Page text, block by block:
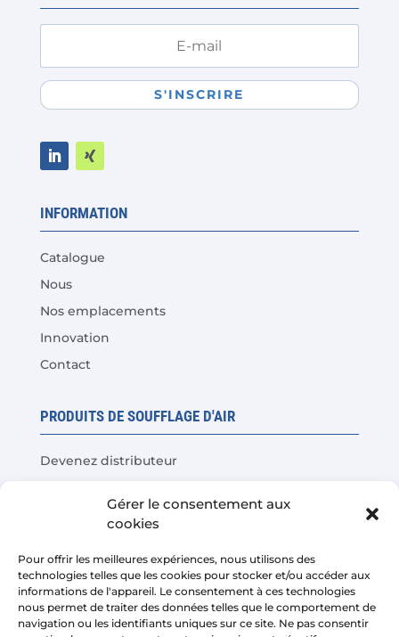
Gérer le consentement aux
cookies
Pour offrir les meilleures expériences, nous utilisons des
technologies telles que les cookies pour stocker et/ou accéder aux
informations de l'appareil. Le consentement à ces technologies
nous permet de traiter des données telles que le comportement de
navigation ou les identifiants uniques sur ce site. Ne pas consentir
S'INSCRIRE
INFORMATION
Catalogue
Nous
Nos emplacements
Innovation
Contact
PRODUITS DE SOUFFLAGE D'AIR
Devenez distributeur
Questions fréquentes
LÉGAL